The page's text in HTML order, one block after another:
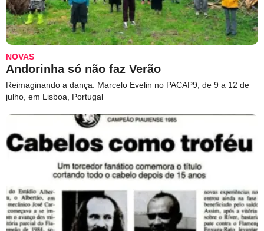
NOVAS
Andorinha só não faz Verão
Reimaginando a dança: Marcelo Evelin no PACAP9, de 9 a 12 de
julho, em Lisboa, Portugal